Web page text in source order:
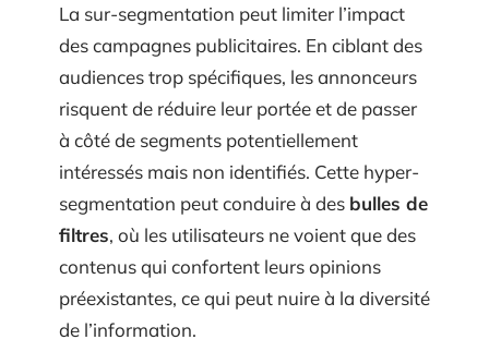
La sur-segmentation peut limiter l’impact
des campagnes publicitaires. En ciblant des
audiences trop spécifiques, les annonceurs
risquent de réduire leur portée et de passer
à côté de segments potentiellement
intéressés mais non identifiés. Cette hyper-
segmentation peut conduire à des bulles de
filtres, où les utilisateurs ne voient que des
contenus qui confortent leurs opinions
préexistantes, ce qui peut nuire à la diversité
de l’information.